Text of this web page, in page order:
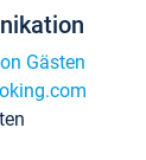
Gästen